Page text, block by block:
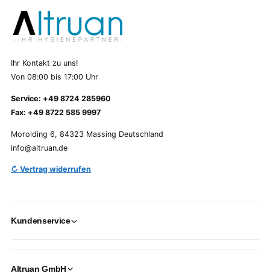
Ihr Kontakt zu uns!
Von 08:00 bis 17:00 Uhr
Service: +49 8724 285960
Fax: +49 8722 585 9997
Morolding 6, 84323 Massing Deutschland
info@altruan.de
↻ Vertrag widerrufen
Kundenservice
Altruan GmbH